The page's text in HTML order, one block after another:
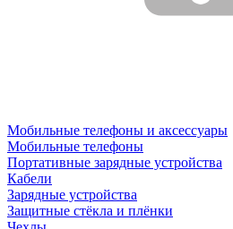
Мобильные телефоны и аксессуары
Мобильные телефоны
Портативные зарядные устройства
Кабели
Зарядные устройства
Защитные стёкла и плёнки